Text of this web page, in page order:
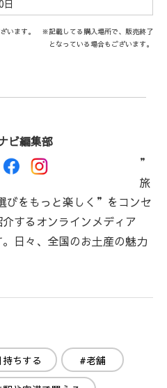
日
います。 ※記載してる購入場所で、販売終了
となっている場合もございます。
ビ編集部
”
旅
びをもっと楽しく”をコンセ
するオンラインメディア
日々、全国のお土産の魅力
ちする #老舗